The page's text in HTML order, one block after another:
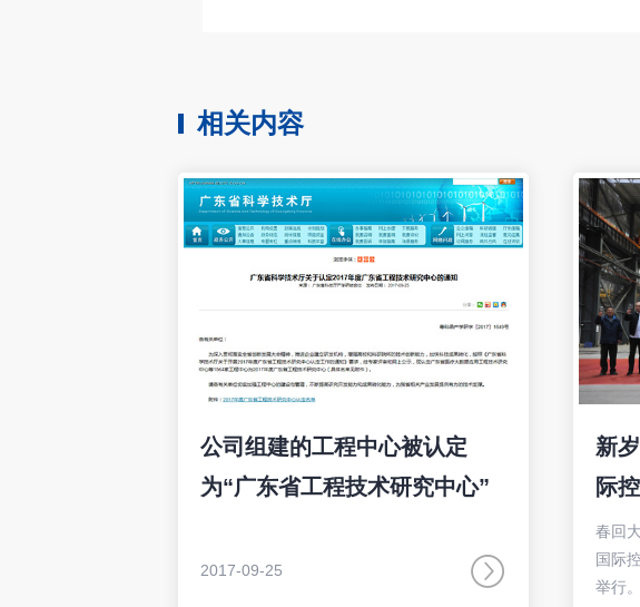
相关内容
公司组建的工程中心被认定
为“广东省工程技术研究中心”
2017-09-25
新
际
宴
春回
国际
举行。